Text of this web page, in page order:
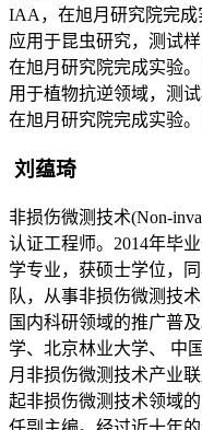
IAA，在旭月研究院完成
应用于昆虫研究，测试
在旭月研究院完成实验
用于植物抗逆领域，测
在旭月研究院完成实验。|
刘蕴琦
非损伤微测技术(Non-
认证工程师。2014年毕
学专业，获硕士学位，
队，从事非损伤微测技
国内科研领域的推广普
学、北京林业大学、 中
月非损伤微测技术产业
起非损伤微测技术领域